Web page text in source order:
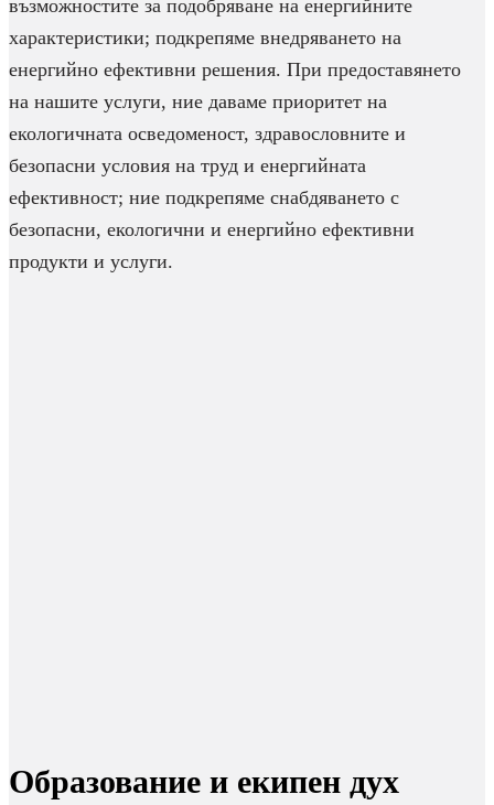
възможностите за подобряване на енергийните
характеристики; подкрепяме внедряването на
енергийно ефективни решения. При предоставянето
на нашите услуги, ние даваме приоритет на
екологичната осведоменост, здравословните и
безопасни условия на труд и енергийната
ефективност; ние подкрепяме снабдяването с
безопасни, екологични и енергийно ефективни
продукти и услуги.
Образование и екипен дух